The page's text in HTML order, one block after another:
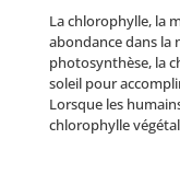
La chlorophylle, la
abondance dans la
photosynthèse, la
soleil pour
Lorsque les
chlorophylle